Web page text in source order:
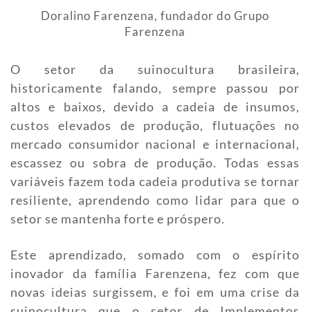
Doralino Farenzena, fundador do Grupo
Farenzena
O setor da suinocultura brasileira,
historicamente falando, sempre passou por
altos e baixos, devido a cadeia de insumos,
custos elevados de produção, flutuações no
mercado consumidor nacional e internacional,
escassez ou sobra de produção. Todas essas
variáveis fazem toda cadeia produtiva se tornar
resiliente, aprendendo como lidar para que o
setor se mantenha forte e próspero.
Este aprendizado, somado com o espírito
inovador da família Farenzena, fez com que
novas ideias surgissem, e foi em uma crise da